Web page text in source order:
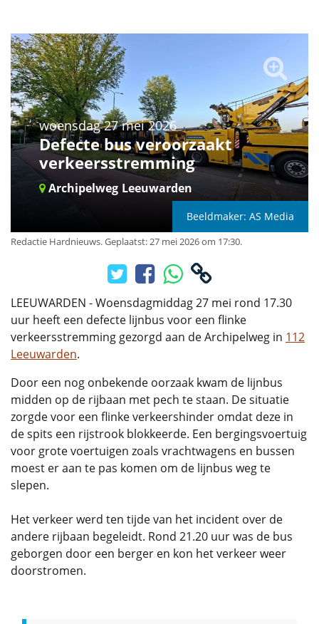
woensdag 27 mei 2026
Defecte bus veroorzaakt
verkeersstremming
Archipelweg Leeuwarden
Beeldmaker: AS Media
Redactie Hardnieuws.Geplaatst: 27 mei 2026 om 17:30.
LEEUWARDEN - Woensdagmiddag 27 mei rond 17.30
uur heeft een defecte lijnbus voor een flinke
verkeersstremming gezorgd aan de Archipelweg in 112
Leeuwarden.
Door een nog onbekende oorzaak kwam de lijnbus
midden op de rijbaan met pech te staan. De situatie
zorgde voor een flinke verkeershinder omdat deze in
de spits een rijstrook blokkeerde. Een bergingsvoertuig
voor grote voertuigen zoals vrachtwagens en bussen
moest er aan te pas komen om de lijnbus weg te
slepen.
Het verkeer werd ten tijde van het incident over de
andere rijbaan begeleidt. Rond 21.20 uur was de bus
geborgen door een berger en kon het verkeer weer
doorstromen.